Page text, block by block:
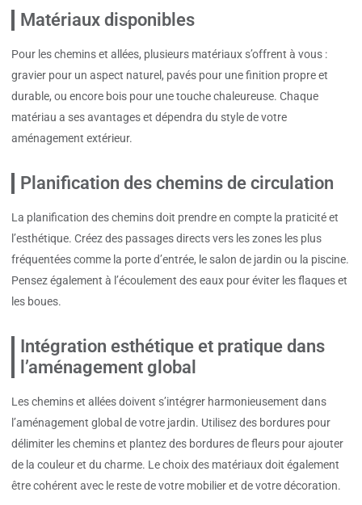
Matériaux disponibles
Pour les chemins et allées, plusieurs matériaux s’offrent à vous :
gravier pour un aspect naturel, pavés pour une finition propre et
durable, ou encore bois pour une touche chaleureuse. Chaque
matériau a ses avantages et dépendra du style de votre
aménagement extérieur.
Planification des chemins de circulation
La planification des chemins doit prendre en compte la praticité et
l’esthétique. Créez des passages directs vers les zones les plus
fréquentées comme la porte d’entrée, le salon de jardin ou la piscine.
Pensez également à l’écoulement des eaux pour éviter les flaques et
les boues.
Intégration esthétique et pratique dans
l’aménagement global
Les chemins et allées doivent s’intégrer harmonieusement dans
l’aménagement global de votre jardin. Utilisez des bordures pour
délimiter les chemins et plantez des bordures de fleurs pour ajouter
de la couleur et du charme. Le choix des matériaux doit également
être cohérent avec le reste de votre mobilier et de votre décoration.